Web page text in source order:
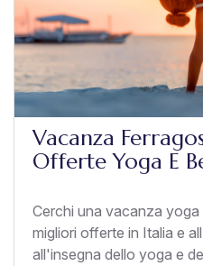
Vacanza
Offerte Yoga E
Cerchi una vacanza
migliori offerte in Italia e
all'insegna dello yoga e